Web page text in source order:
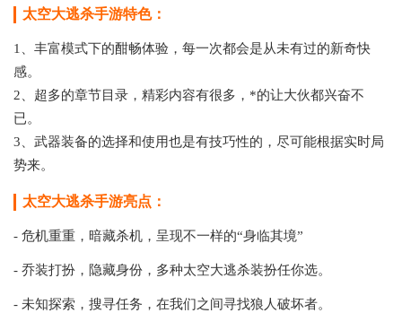
太空大逃杀手游特色：
1、丰富模式下的酣畅体验，每一次都会是从未有过的新奇快
感。
2、超多的章节目录，精彩内容有很多，*的让大伙都兴奋不
已。
3、武器装备的选择和使用也是有技巧性的，尽可能根据实时局
势来。
太空大逃杀手游亮点：
- 危机重重，暗藏杀机，呈现不一样的“身临其境”
- 乔装打扮，隐藏身份，多种太空大逃杀装扮任你选。
- 未知探索，搜寻任务，在我们之间寻找狼人破坏者。